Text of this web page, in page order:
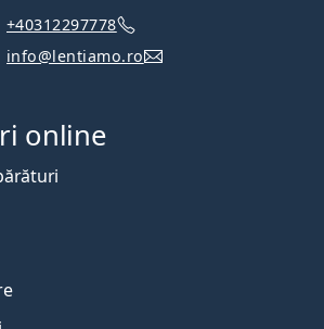
+40312297778
info@lentiamo.ro
online